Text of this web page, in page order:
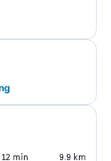
min 9.9 km